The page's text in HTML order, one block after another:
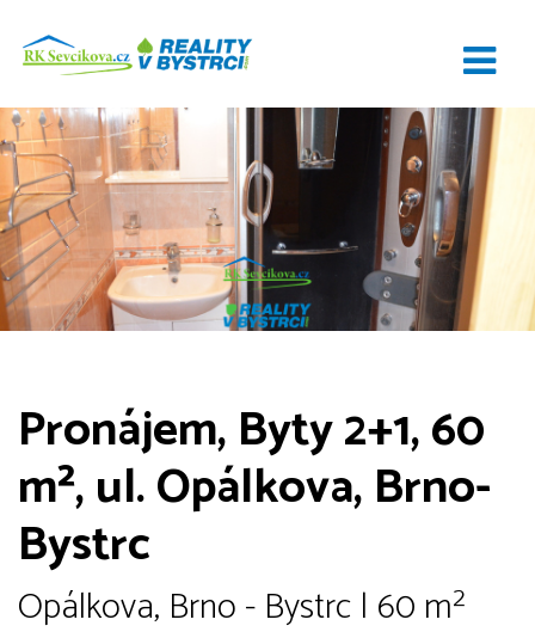
Pronájem, Byty 2+1, 60
m², ul. Opálkova, Brno-
Bystrc
Opálkova, Brno - Bystrc | 60 m²